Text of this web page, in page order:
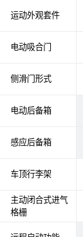
运动外观套件
电动吸合门
侧滑门形式
电动后备箱
感应后备箱
车顶行李架
主动闭合式进气
格栅